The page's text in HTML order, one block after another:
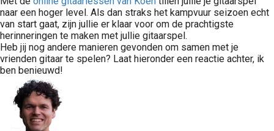
naar een hoger level. Als dan straks het kampvuur seizoen echt
van start gaat, zijn jullie er klaar voor om de prachtigste
herinneringen te maken met jullie gitaarspel.
Heb jij nog andere manieren gevonden om samen met je
vrienden gitaar te spelen? Laat hieronder een reactie achter, ik
ben benieuwd!